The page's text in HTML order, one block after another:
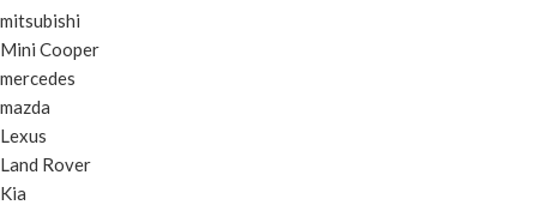
mitsubishi
Mini Cooper
mercedes
mazda
Lexus
Land Rover
Kia